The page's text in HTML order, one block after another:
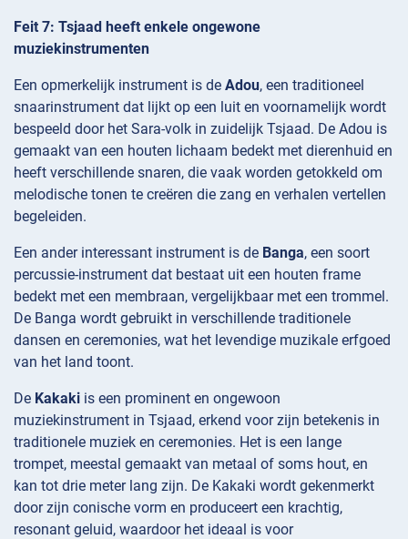
Feit 7: Tsjaad heeft enkele ongewone
muziekinstrumenten
Een opmerkelijk instrument is de Adou, een traditioneel
snaarinstrument dat lijkt op een luit en voornamelijk wordt
bespeeld door het Sara-volk in zuidelijk Tsjaad. De Adou is
gemaakt van een houten lichaam bedekt met dierenhuid en
heeft verschillende snaren, die vaak worden getokkeld om
melodische tonen te creëren die zang en verhalen vertellen
begeleiden.
Een ander interessant instrument is de Banga, een soort
percussie-instrument dat bestaat uit een houten frame
bedekt met een membraan, vergelijkbaar met een trommel.
De Banga wordt gebruikt in verschillende traditionele
dansen en ceremonies, wat het levendige muzikale erfgoed
van het land toont.
De Kakaki is een prominent en ongewoon
muziekinstrument in Tsjaad, erkend voor zijn betekenis in
traditionele muziek en ceremonies. Het is een lange
trompet, meestal gemaakt van metaal of soms hout, en
kan tot drie meter lang zijn. De Kakaki wordt gekenmerkt
door zijn conische vorm en produceert een krachtig,
resonant geluid, waardoor het ideaal is voor